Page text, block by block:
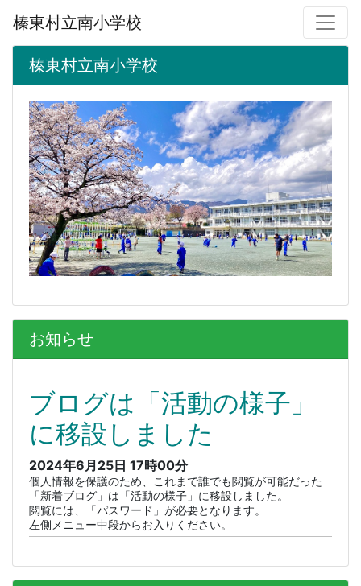
榛東村立南小学校
榛東村立南小学校
お知らせ
ブログは「活動の様子」
に移設しました
2024年6月25日 17時00分
個人情報を保護のため、これまで誰でも閲覧が可能だった
「新着ブログ」は「活動の様子」に移設しました。
閲覧には、「パスワード」が必要となります。
左側メニュー中段からお入りください。